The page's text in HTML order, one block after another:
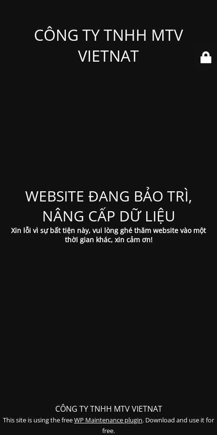
CÔNG TY TNHH MTV
VIETNAT
WEBSITE ĐANG BẢO TRÌ,
NÂNG CẤP DỮ LIỆU
Xin lỗi vì sự bất tiện này, vui lòng ghé thăm website vào một
thời gian khác, xin cảm ơn!
CÔNG TY TNHH MTV VIETNAT
This site is using the freeWP Maintenance plugin. Download and use it for
free.